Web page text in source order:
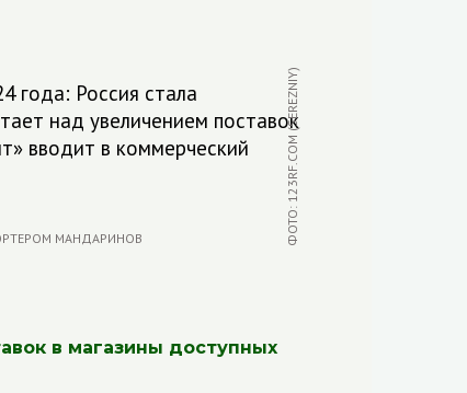
года: Россия стала
над увеличением поставок
вводит в коммерческий
ФОТО: 123RF.COM (SEREZNIY)
в магазины доступных